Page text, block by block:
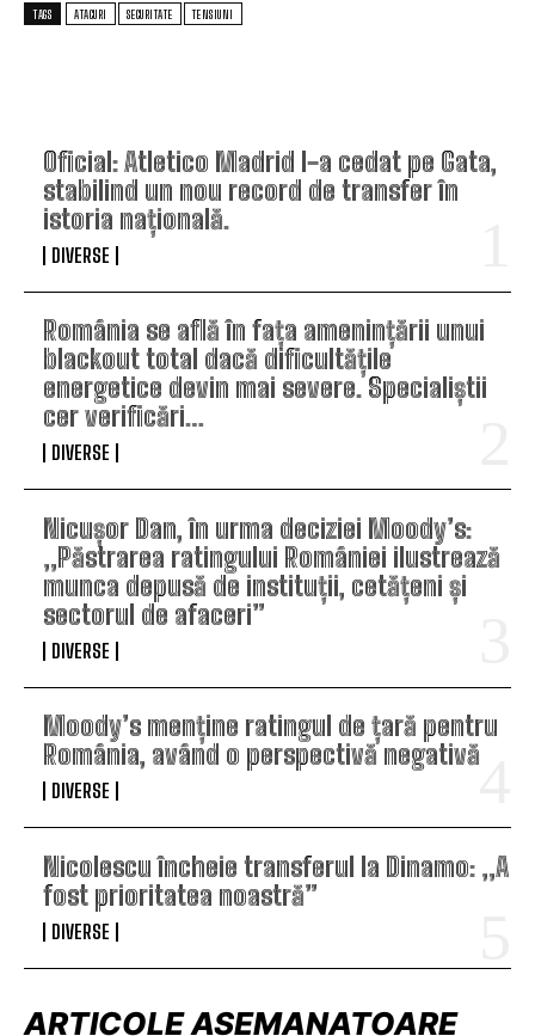
Oficial: Atletico Madrid l-a cedat pe Gata,
stabilind un nou record de transfer în
istoria națională.
DIVERSE
România se află în fața amenințării unui
blackout total dacă dificultățile
energetice devin mai severe. Specialiștii
cer verificări…
DIVERSE
Nicușor Dan, în urma deciziei Moody’s:
„Păstrarea ratingului României ilustrează
munca depusă de instituții, cetățeni și
sectorul de afaceri”
DIVERSE
Moody’s menține ratingul de țară pentru
România, având o perspectivă negativă
DIVERSE
Nicolescu încheie transferul la Dinamo: „A
fost prioritatea noastră”
DIVERSE
ARTICOLE ASEMANATOARE
TAGS ATACURI SECURITATE TENSIUNI